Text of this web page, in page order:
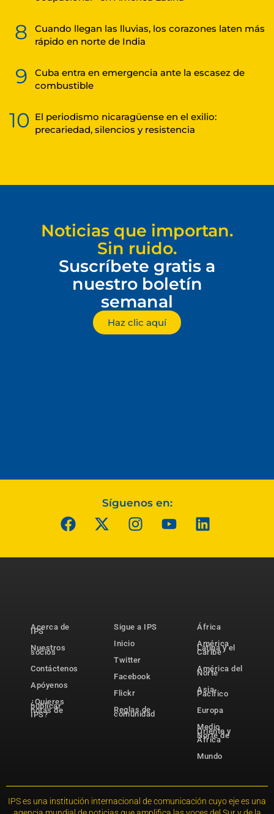
8
Cuando llegan las lluvias, los corazones laten más
rápido en norte de India
9
Cuba entra en emergencia ante la escasez de
combustible
10 El periodismo nicaragüense en el exilio:
precariedad, silencios y resistencia
Noticias que importan.
Sin ruido.
Suscríbete gratis a
nuestro boletín
semanal
Haz clic aquí
Síguenos en:
Acerca de
IPS
Nuestros
socios
Contáctenos
Apóyenos
¿Quieres
publicar
notas de
IPS?
Sigue a IPS
Inicio
Twitter
Facebook
Flickr
Reglas de
comunidad
África
América
Latina y el
Caribe
América del
Norte
Asia-
Pacífico
Europa
Medio
Oriente y
Norte de
África
Mundo
IPS es una institución internacional de comunicación cuyo eje es una